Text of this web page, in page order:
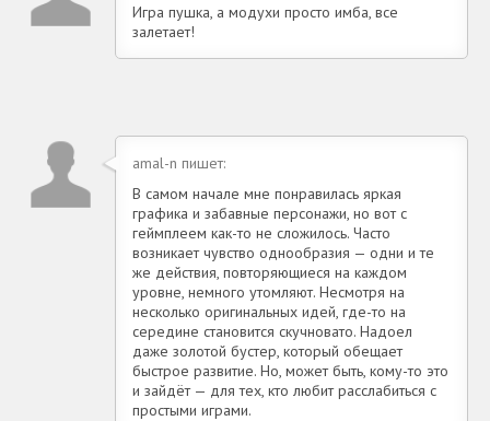
Игра пушка, а модухи просто имба, все
залетает!
amal-n пишет:
В самом начале мне понравилась яркая
графика и забавные персонажи, но вот с
геймплеем как-то не сложилось. Часто
возникает чувство однообразия — одни и те
же действия, повторяющиеся на каждом
уровне, немного утомляют. Несмотря на
несколько оригинальных идей, где-то на
середине становится скучновато. Надоел
даже золотой бустер, который обещает
быстрое развитие. Но, может быть, кому-то это
и зайдёт — для тех, кто любит расслабиться с
простыми играми.